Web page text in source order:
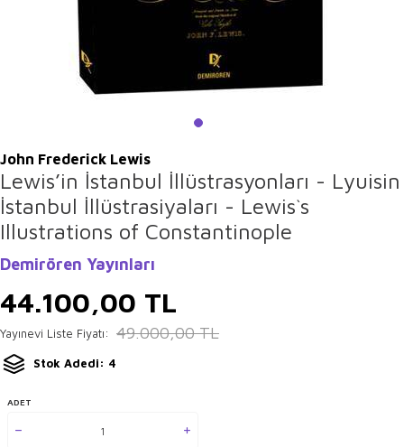
John Frederick Lewis
Lewis’in İstanbul İllüstrasyonları - Lyuisin
İstanbul İllüstrasiyaları - Lewis`s
Illustrations of Constantinople
Demirören Yayınları
44.100,00 TL
Yayınevi Liste Fiyatı: 49.000,00TL
Stok Adedi: 4
ADET